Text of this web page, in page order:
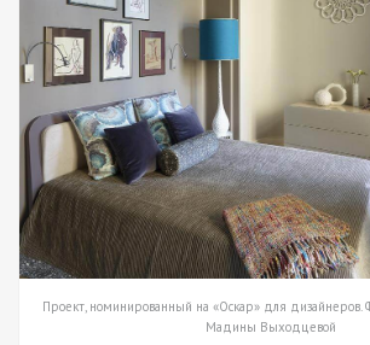
Проект, номинированный на «Оскар» для дизайнеров.
Мадины Выходцевой